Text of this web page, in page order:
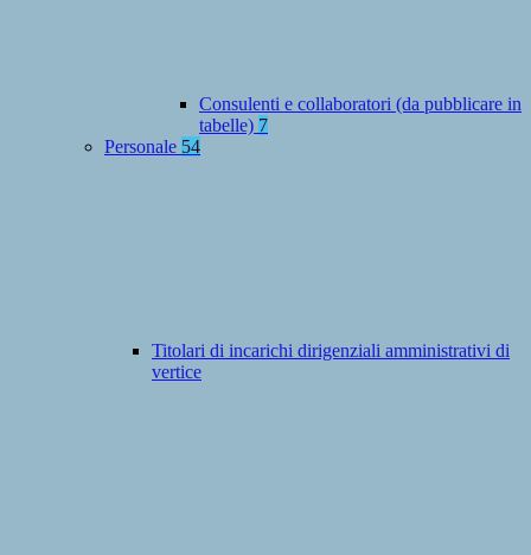
Consulenti e collaboratori (da pubblicare in
tabelle) 7
Personale 54
Titolari di incarichi dirigenziali amministrativi di
vertice